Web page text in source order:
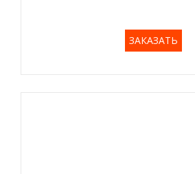
ЗАКАЗАТЬ